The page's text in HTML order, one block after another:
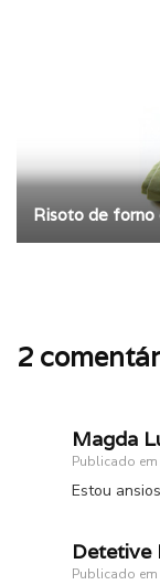
Risoto de forno
2
Magda
Publicado em
Estou
Detetive
Publicado em